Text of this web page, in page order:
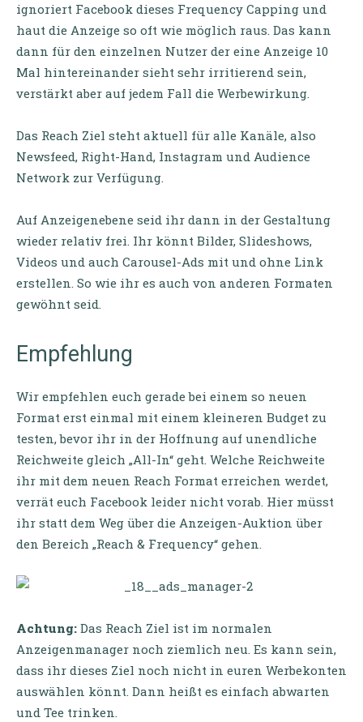
ignoriert Facebook dieses Frequency Capping und
haut die Anzeige so oft wie möglich raus. Das kann
dann für den einzelnen Nutzer der eine Anzeige 10
Mal hintereinander sieht sehr irritierend sein,
verstärkt aber auf jedem Fall die Werbewirkung.
Das Reach Ziel steht aktuell für alle Kanäle, also
Newsfeed, Right-Hand, Instagram und Audience
Network zur Verfügung.
Auf Anzeigenebene seid ihr dann in der Gestaltung
wieder relativ frei. Ihr könnt Bilder, Slideshows,
Videos und auch Carousel-Ads mit und ohne Link
erstellen. So wie ihr es auch von anderen Formaten
gewöhnt seid.
Empfehlung
Wir empfehlen euch gerade bei einem so neuen
Format erst einmal mit einem kleineren Budget zu
testen, bevor ihr in der Hoffnung auf unendliche
Reichweite gleich „All-In“ geht. Welche Reichweite
ihr mit dem neuen Reach Format erreichen werdet,
verrät euch Facebook leider nicht vorab. Hier müsst
ihr statt dem Weg über die Anzeigen-Auktion über
den Bereich „Reach & Frequency“ gehen.
Achtung: Das Reach Ziel ist im normalen
Anzeigenmanager noch ziemlich neu. Es kann sein,
dass ihr dieses Ziel noch nicht in euren Werbekonten
auswählen könnt. Dann heißt es einfach abwarten
und Tee trinken.